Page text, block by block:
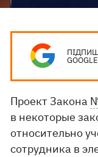
GOOGLE
Проект Закона
в некоторые
относительно
сотрудника в